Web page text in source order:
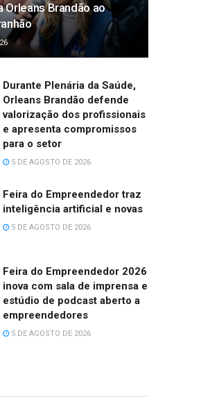
Orleans Brandão ao
Durante Plenária da Saúde,
Orleans Brandão defende
valorização dos profissionais
e apresenta compromissos
para o setor
5 DE AGOSTO DE 2026
Feira do Empreendedor traz
inteligência artificial e novas
5 DE AGOSTO DE 2026
Feira do Empreendedor 2026
inova com sala de imprensa e
estúdio de podcast aberto a
empreendedores
5 DE AGOSTO DE 2026